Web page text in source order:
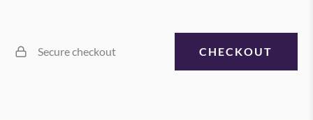
Secure checkout CHECKOUT